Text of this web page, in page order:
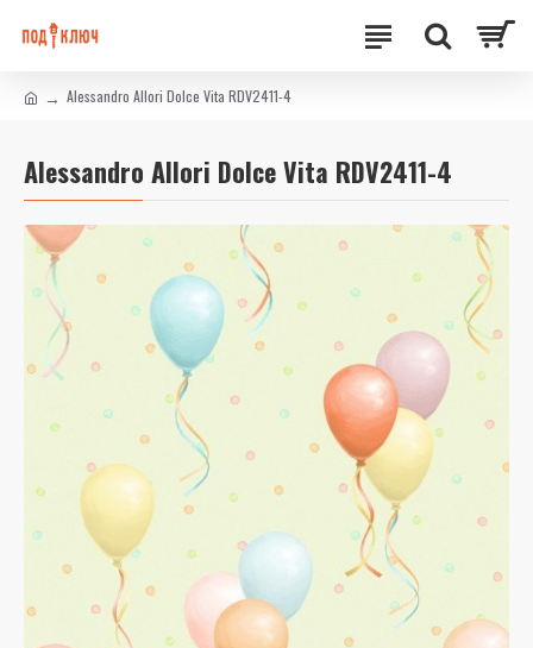
Alessandro Allori Dolce Vita RDV2411-4
Alessandro Allori Dolce Vita RDV2411-4